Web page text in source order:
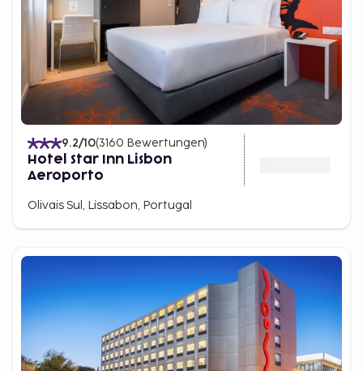
9.2/10(3160 Bewertungen)
Hotel Star Inn Lisbon
Aeroporto
Olivais Sul, Lissabon, Portugal